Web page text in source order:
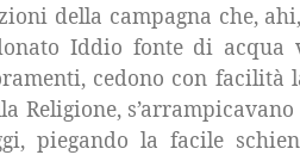
della campagna che,
Iddio fonte di
cedono con facilità
Religione,
la facile